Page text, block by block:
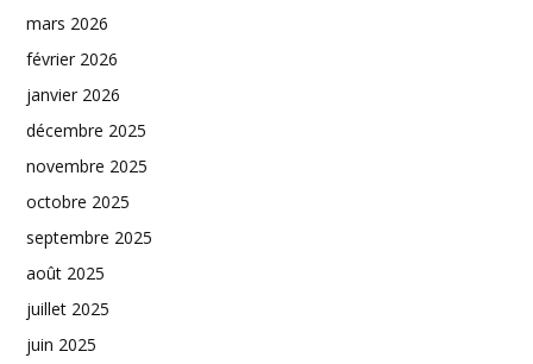
mars 2026
février 2026
janvier 2026
décembre 2025
novembre 2025
octobre 2025
septembre 2025
août 2025
juillet 2025
juin 2025